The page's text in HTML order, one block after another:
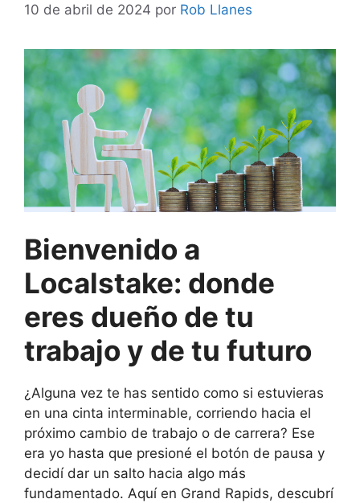
10 de abril de 2024 por Rob Llanes
Bienvenido a
Localstake: donde
eres dueño de tu
trabajo y de tu futuro
¿Alguna vez te has sentido como si estuvieras
en una cinta interminable, corriendo hacia el
próximo cambio de trabajo o de carrera? Ese
era yo hasta que presioné el botón de pausa y
decidí dar un salto hacia algo más
fundamentado. Aquí en Grand Rapids, descubrí